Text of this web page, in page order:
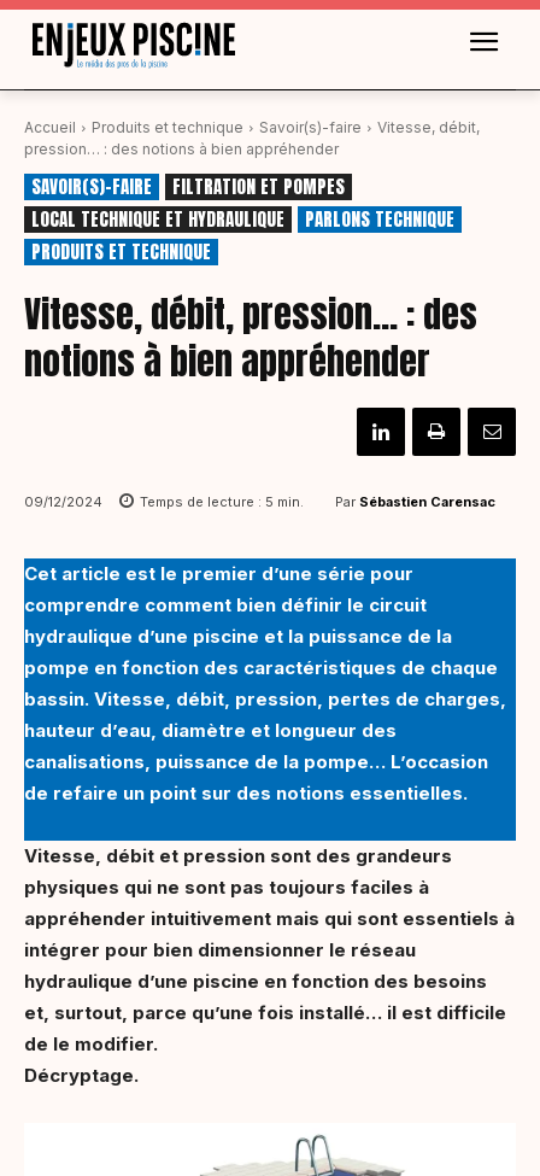
Accueil Produits et technique Savoir(s)-faire
Vitesse, débit,
pression… : des notions à bien appréhender
SAVOIR(S)-FAIRE
FILTRATION ET POMPES
LOCAL TECHNIQUE ET HYDRAULIQUE
PARLONS TECHNIQUE
PRODUITS ET TECHNIQUE
Vitesse, débit, pression… : des
notions à bien appréhender
09/12/2024 Temps de lecture : 5 min. Par Sébastien Carensac
Cet article est le premier d’une série pour
comprendre comment bien définir le circuit
hydraulique d’une piscine et la puissance de la
pompe en fonction des caractéristiques de chaque
bassin. Vitesse, débit, pression, pertes de charges,
hauteur d’eau, diamètre et longueur des
canalisations, puissance de la pompe… L’occasion
de refaire un point sur des notions essentielles.
Vitesse, débit et pression sont des grandeurs
physiques qui ne sont pas toujours faciles à
appréhender intuitivement mais qui sont essentiels à
intégrer pour bien dimensionner le réseau
hydraulique d’une piscine en fonction des besoins
et, surtout, parce qu’une fois installé… il est difficile
de le modifier.
Décryptage.